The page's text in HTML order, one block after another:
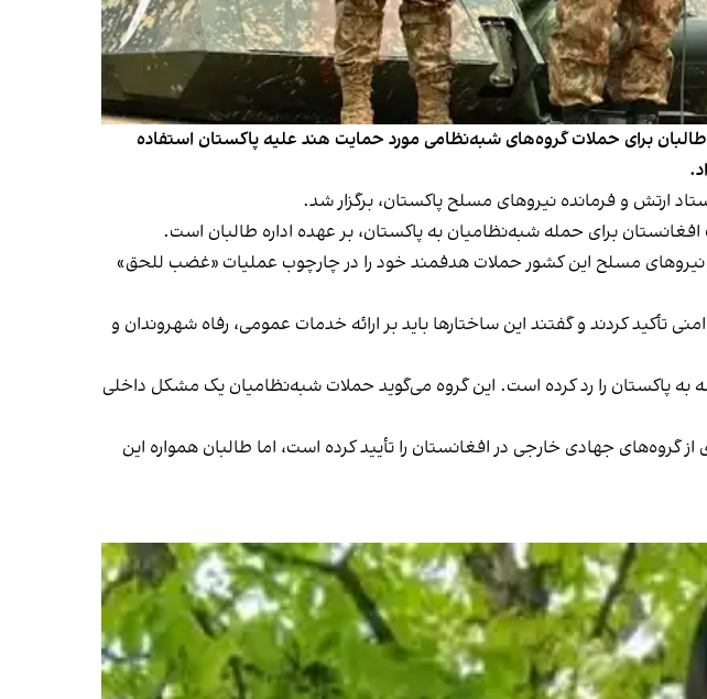
برای حملات گروه‌های شبه‌نظامی مورد حمایت هند علیه پاکستان استفاده
برای حمله شبه‌نظامیان به پاکستان، بر عهده اداره طالبان است.
و نیروهای مسلح این کشور حملات هدفمند خود را در چارچوب عملیات «غضب للحق»
کردند و گفتند این ساختارها باید بر ارائه خدمات عمومی، رفاه شهروندان و
به پاکستان را رد کرده است. این گروه می‌گوید حملات شبه‌نظامیان یک مشکل داخلی
جهادی خارجی در افغانستان را تأیید کرده است، اما طالبان همواره این